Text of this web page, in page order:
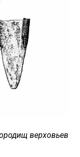
верховьев